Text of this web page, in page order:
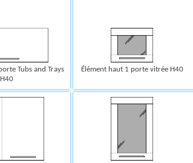
Tubs and Trays
H40
Élément haut 1 porte vitrée H40